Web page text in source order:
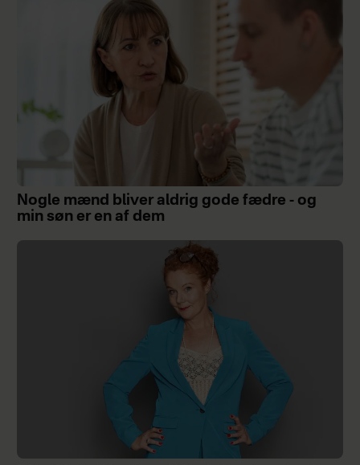
Nogle mænd bliver aldrig gode fædre - og
min søn er en af dem